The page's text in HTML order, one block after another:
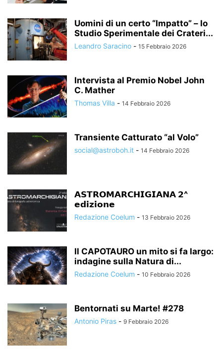
Uomini di un certo “Impatto” – lo
Studio Sperimentale dei Crateri...
Leandro Saracino - 15 Febbraio 2026
Intervista al Premio Nobel John
C. Mather
Thomas Villa - 14 Febbraio 2026
Transiente Catturato “al Volo”
social@astroboh.it - 14 Febbraio 2026
𝗔𝗦𝗧𝗥𝗢𝗠𝗔𝗥𝗖𝗛𝗜𝗚𝗜𝗔𝗡𝗔 𝟮^
𝗲𝗱𝗶𝘇𝗶𝗼𝗻𝗲
Redazione Coelum - 13 Febbraio 2026
Il CAPOTAURO un mito si fa largo:
indagine sulla Natura di...
Redazione Coelum - 10 Febbraio 2026
Bentornati su Marte! #278
Antonio Piras - 9 Febbraio 2026